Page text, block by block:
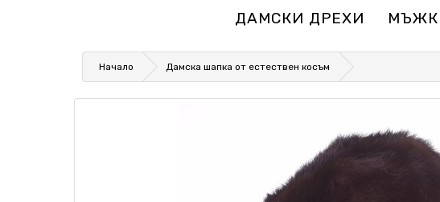
ДАМСКИ ДРЕХИ
Начало Дамска шапка от естествен косъм